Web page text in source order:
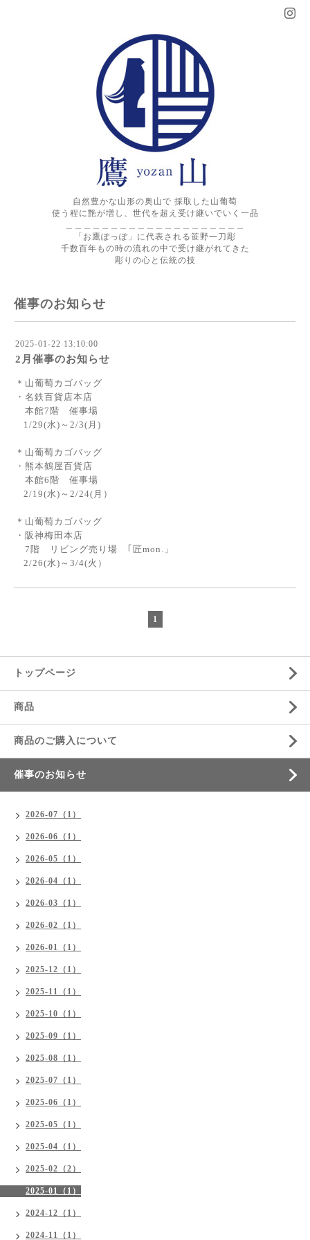
自然豊かな山形の奥山で 採取した山葡萄
使う程に艶が増し、世代を超え受け継いでいく一品
「お鷹ぽっぽ」に代表される笹野一刀彫
千数百年もの時の流れの中で受け継がれてきた
彫りの心と伝統の技
催事のお知らせ
2025-01-22 13:10:00
2月催事のお知らせ
＊山葡萄カゴバッグ
・名鉄百貨店本店
本館7階 催事場
1/29(水)～2/3(月)
＊山葡萄カゴバッグ
・熊本鶴屋百貨店
本館6階 催事場
2/19(水)～2/24(月）
＊山葡萄カゴバッグ
・阪神梅田本店
7階 リビング売り場 ｢匠mon.」
2/26(水)～3/4(火）
1
トップページ
商品
商品のご購入について
催事のお知らせ
2026-07（1）
2026-06（1）
2026-05（1）
2026-04（1）
2026-03（1）
2026-02（1）
2026-01（1）
2025-12（1）
2025-11（1）
2025-10（1）
2025-09（1）
2025-08（1）
2025-07（1）
2025-06（1）
2025-05（1）
2025-04（1）
2025-02（2）
2025-01（1）
2024-12（1）
2024-11（1）